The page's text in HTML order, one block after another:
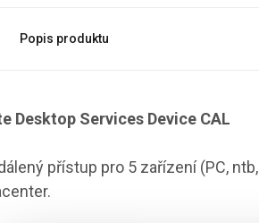
Popis produktu
Desktop Services Device CAL
přístup pro 5 zařízení (PC,